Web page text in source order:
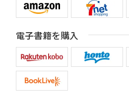
電子書籍を購入